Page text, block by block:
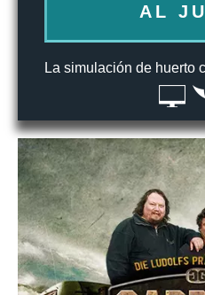
AL
La simulación de huerto